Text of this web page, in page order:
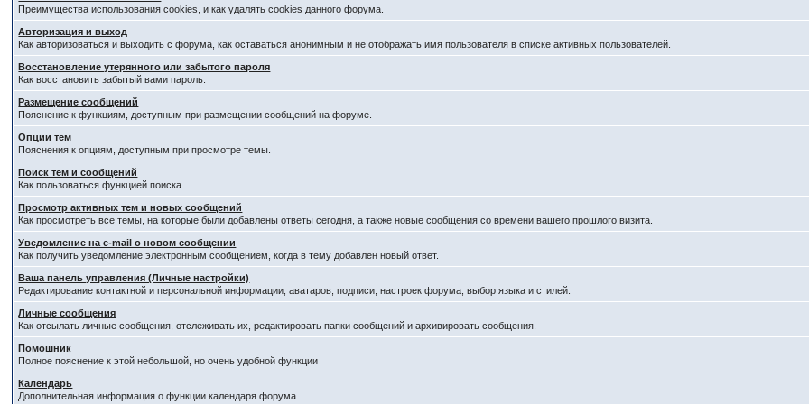
Преимущества использования cookies, и как удалять cookies данного форума.
Авторизация и выход
Как авторизоваться и выходить с форума, как оставаться анонимным и не отображать имя пользователя в списке активных пользователей.
Восстановление утерянного или забытого пароля
Как восстановить забытый вами пароль.
Размещение сообщений
Пояснение к функциям, доступным при размещении сообщений на форуме.
Опции тем
Пояснения к опциям, доступным при просмотре темы.
Поиск тем и сообщений
Как пользоваться функцией поиска.
Просмотр активных тем и новых сообщений
Как просмотреть все темы, на которые были добавлены ответы сегодня, а также новые сообщения со времени вашего прошлого визита.
Уведомление на е-mail о новом сообщении
Как получить уведомление электронным сообщением, когда в тему добавлен новый ответ.
Ваша панель управления (Личные настройки)
Редактирование контактной и персональной информации, аватаров, подписи, настроек форума, выбор языка и стилей.
Личные сообщения
Как отсылать личные сообщения, отслеживать их, редактировать папки сообщений и архивировать сообщения.
Помошник
Полное пояснение к этой небольшой, но очень удобной функции
Календарь
Дополнительная информация о функции календаря форума.